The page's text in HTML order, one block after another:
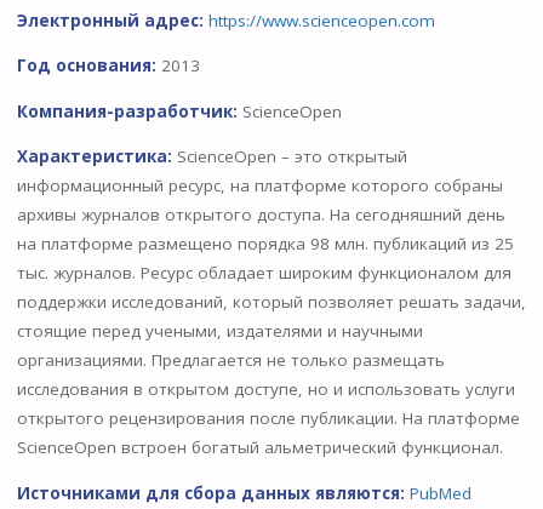
Электронный адрес: https://www.scienceopen.com
Год основания: 2013
Компания-разработчик: ScienceOpen
Характеристика: ScienceOpen – это открытый
информационный ресурс, на платформе которого собраны
архивы журналов открытого доступа. На сегодняшний день
на платформе размещено порядка 98 млн. публикаций из 25
тыс. журналов. Ресурс обладает широким функционалом для
поддержки исследований, который позволяет решать задачи,
стоящие перед учеными, издателями и научными
организациями. Предлагается не только размещать
исследования в открытом доступе, но и использовать услуги
открытого рецензирования после публикации. На платформе
ScienceOpen встроен богатый альметрический функционал.
Источниками для сбора данных являются: PubMed